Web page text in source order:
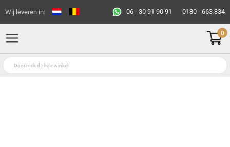
Wij leveren in: 06 - 30 91 90 91 0180 - 663 834
0